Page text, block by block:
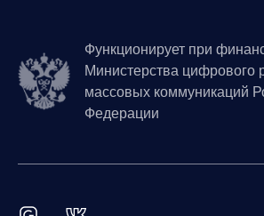
Функционирует при
Министерства цифрового
массовых коммуникаций
Федерации